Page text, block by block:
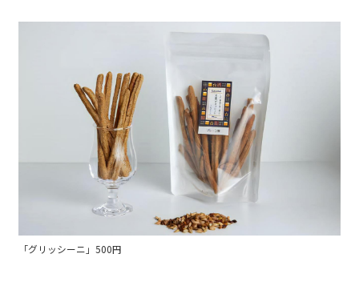
「グリッシーニ」500円